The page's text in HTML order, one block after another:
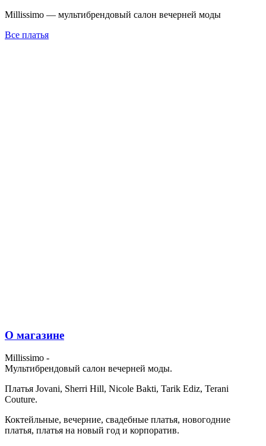
Millissimo — мультибрендовый салон вечерней моды
Все платья
О магазине
Millissimo -
Мультибрендовый салон вечерней моды.
Платья Jovani, Sherri Hill, Nicole Bakti, Tarik Ediz, Terani
Couture.
Коктейльные, вечерние, свадебные платья, новогодние
платья, платья на новый год и корпоратив.